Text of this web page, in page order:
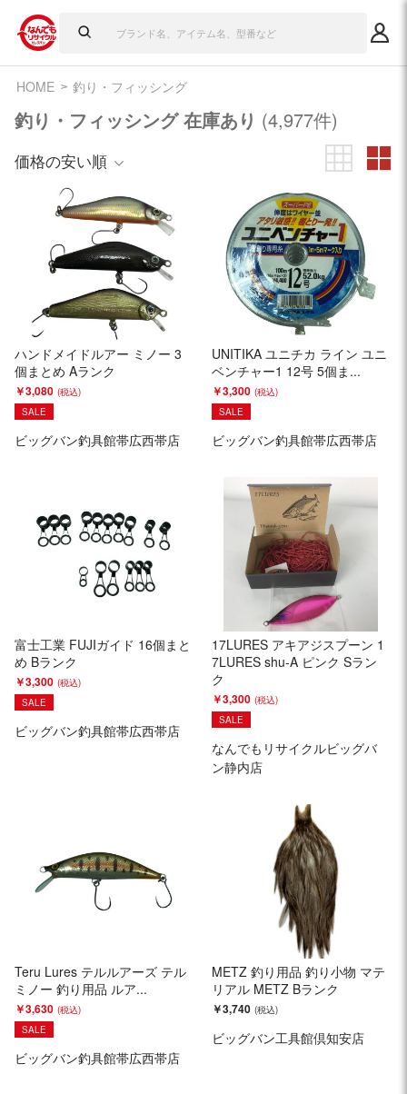
HOME 釣り・フィッシング
釣り・フィッシング 在庫あり (4,977件)
価格の安い順
ハンドメイドルアー ミノー 3
個まとめ Aランク
￥3,080
SALE
ビッグバン釣具館帯広西帯店
UNITIKA ユニチカ ライン ユニ
ベンチャー1 12号 5個ま...
￥3,300
SALE
ビッグバン釣具館帯広西帯店
富士工業 FUJIガイド 16個まと
め Bランク
￥3,300
SALE
ビッグバン釣具館帯広西帯店
17LURES アキアジスプーン 1
7LURES shu-A ピンク Sラン
ク
￥3,300
SALE
なんでもリサイクルビッグバ
ン静内店
Teru Lures テルルアーズ テル
ミノー 釣り用品 ルア...
￥3,630
SALE
ビッグバン釣具館帯広西帯店
METZ 釣り用品 釣り小物 マテ
リアル METZ Bランク
￥3,740
ビッグバン工具館倶知安店